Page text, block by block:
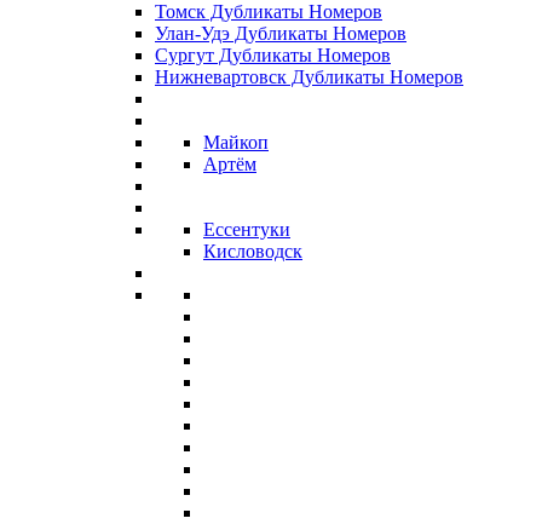
Томск Дубликаты Номеров
Улан-Удэ Дубликаты Номеров
Сургут Дубликаты Номеров
Нижневартовск Дубликаты Номеров
Майкоп
Артём
Ессентуки
Кисловодск